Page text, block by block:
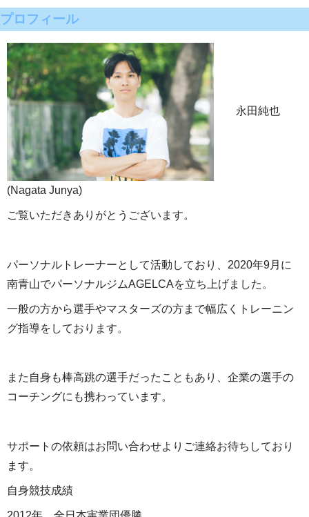
プロフィール
永田純也
(Nagata Junya)
ご覧いただきありがとうございます。
パーソナルトレーナーとして活動しており、2020年9月に
南青山でパーソナルジムAGELCAを立ち上げました。
一般の方から選手やマスターズの方まで幅広くトレーニン
グ指導をしております。
また自身も棒高跳の選手だったこともあり、企業の選手の
コーチングにも携わっています。
サポートの依頼はお問い合わせよりご連絡お待ちしており
ます。
自身競技成績